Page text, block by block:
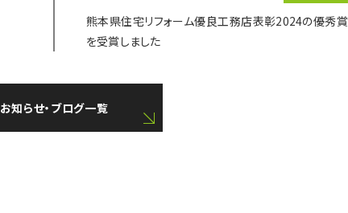
熊本県住宅リフォーム優良工務店表彰2024の優秀賞
を受賞しました
お知らせ・ブログ一覧